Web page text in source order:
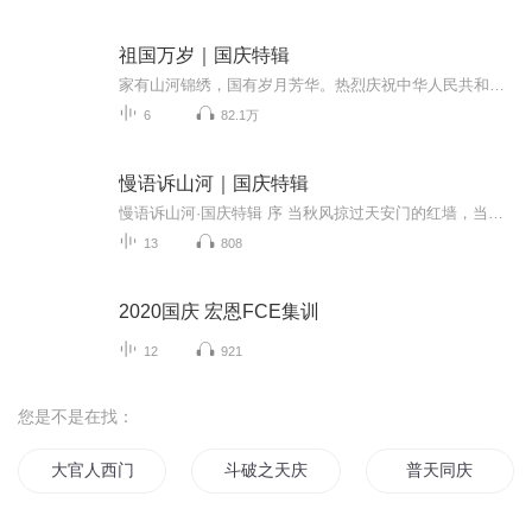
祖国万岁｜国庆特辑
6 82.1万
慢语诉山河｜国庆特辑
13 808
2020国庆 宏恩FCE集训
12 921
您是不是在找：
大官人西门庆 斗破之天庆焰火 普天同庆